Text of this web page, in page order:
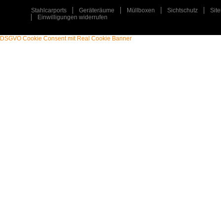
Stahlcarports Geräteräume Müllboxen Sichtschutz
Einwilligungen widerrufen
DSGVO Cookie Consent mit Real Cookie Banner